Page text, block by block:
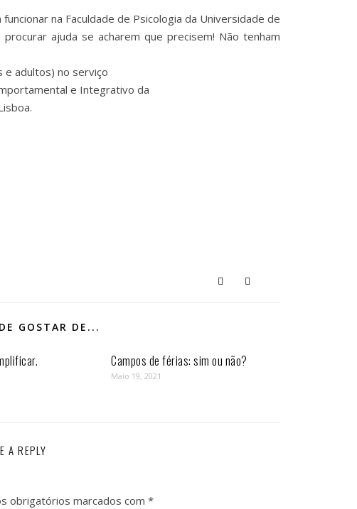
na Faculdade de Psicologia da Universidade de
ajuda se acharem que precisem! Não tenham
e adultos) no serviço
e Integrativo da
GOSTAR DE...
Campos de férias: sim ou não?
Maio 19, 2021
A REPLY
obrigatórios marcados com *